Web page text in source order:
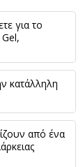
για το
κατάλληλη
από ένα